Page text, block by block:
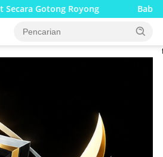
Babinsa Bersama Tim